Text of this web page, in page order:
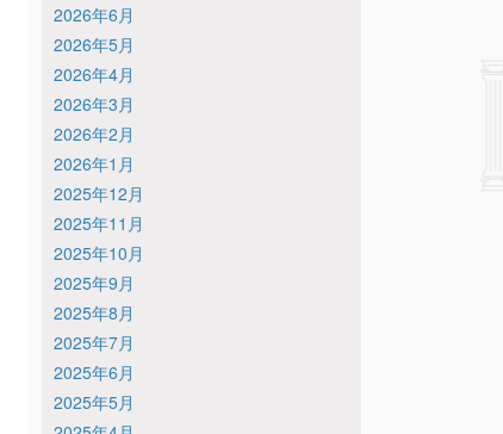
2026年6月
2026年5月
2026年4月
2026年3月
2026年2月
2026年1月
2025年12月
2025年11月
2025年10月
2025年9月
2025年8月
2025年7月
2025年6月
2025年5月